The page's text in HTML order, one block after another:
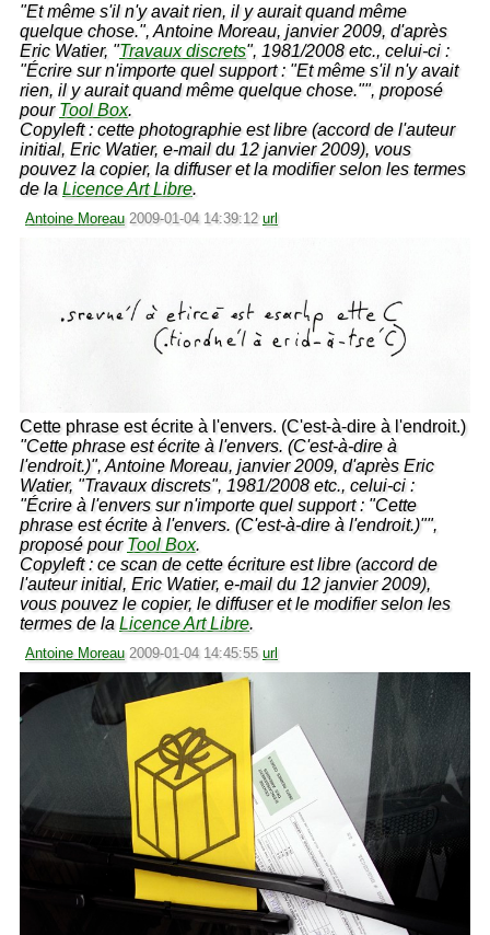
"Et même s'il n'y avait rien, il y aurait quand même
quelque chose.", Antoine Moreau, janvier 2009, d'après
Eric Watier, "Travaux discrets", 1981/2008 etc., celui-ci :
"Écrire sur n'importe quel support : "Et même s'il n'y avait
rien, il y aurait quand même quelque chose."", proposé
pour Tool Box.
Copyleft : cette photographie est libre (accord de l'auteur
initial, Eric Watier, e-mail du 12 janvier 2009), vous
pouvez la copier, la diffuser et la modifier selon les termes
de laLicence Art Libre.
Antoine Moreau 2009-01-04 14:39:12 url
Cette phrase est écrite à l'envers. (C'est-à-dire à l'endroit.)
"Cette phrase est écrite à l'envers. (C'est-à-dire à
l'endroit.)", Antoine Moreau, janvier 2009, d'après Eric
Watier, "Travaux discrets", 1981/2008 etc., celui-ci :
"Écrire à l'envers sur n'importe quel support : "Cette
phrase est écrite à l'envers. (C'est-à-dire à l'endroit.)"",
proposé pour Tool Box.
Copyleft : ce scan de cette écriture est libre (accord de
l'auteur initial, Eric Watier, e-mail du 12 janvier 2009),
vous pouvez le copier, le diffuser et le modifier selon les
termes de laLicence Art Libre.
Antoine Moreau 2009-01-04 14:45:55 url